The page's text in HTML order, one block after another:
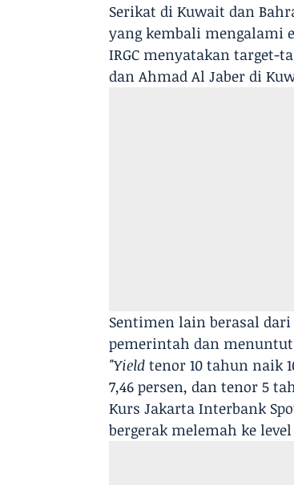
Serikat di Kuwait dan
yang kembali mengalami
IRGC menyatakan target-
dan Ahmad Al Jaber di
Sentimen lain berasal
pemerintah dan
"Yield tenor 10 tahun naik
7,46 persen, dan tenor 5
Kurs Jakarta Interbank
bergerak melemah ke level